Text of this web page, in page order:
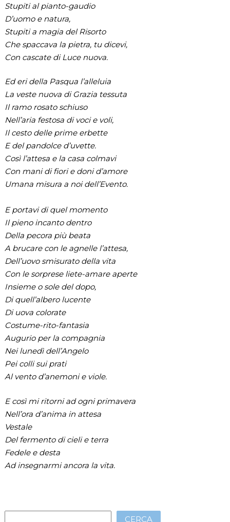
Stupiti al pianto-gaudio
D’uomo e natura,
Stupiti a magia del Risorto
Che spaccava la pietra, tu dicevi,
Con cascate di Luce nuova.
Ed eri della Pasqua l’alleluia
La veste nuova di Grazia tessuta
Il ramo rosato schiuso
Nell’aria festosa di voci e voli,
Il cesto delle prime erbette
E del pandolce d’uvette.
Così l’attesa e la casa colmavi
Con mani di fiori e doni d’amore
Umana misura a noi dell’Evento.
E portavi di quel momento
Il pieno incanto dentro
Della pecora più beata
A brucare con le agnelle l’attesa,
Dell’uovo smisurato della vita
Con le sorprese liete-amare aperte
Insieme o sole del dopo,
Di quell’albero lucente
Di uova colorate
Costume-rito-fantasia
Augurio per la compagnia
Nei lunedì dell’Angelo
Pei colli sui prati
Al vento d’anemoni e viole.
E così mi ritorni ad ogni primavera
Nell’ora d’anima in attesa
Vestale
Del fermento di cieli e terra
Fedele e desta
Ad insegnarmi ancora la vita.
CERCA